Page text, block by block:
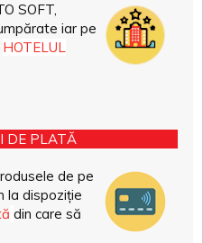
SOFT,
iar pe
HOTELUL
DE PLATĂ
de pe
la dispoziție
din care să